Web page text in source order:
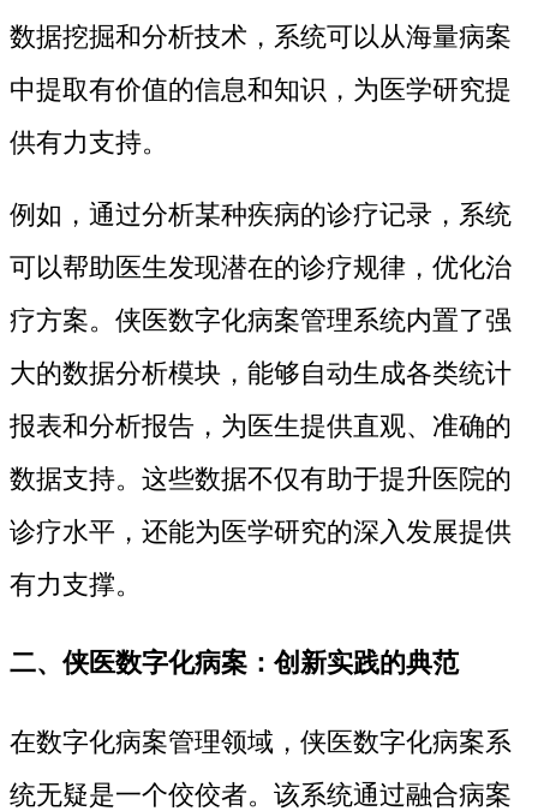
数据挖掘和分析技术，系统可以从海量病案
中提取有价值的信息和知识，为医学研究提
供有力支持。
例如，通过分析某种疾病的诊疗记录，系统
可以帮助医生发现潜在的诊疗规律，优化治
疗方案。侠医数字化病案管理系统内置了强
大的数据分析模块，能够自动生成各类统计
报表和分析报告，为医生提供直观、准确的
数据支持。这些数据不仅有助于提升医院的
诊疗水平，还能为医学研究的深入发展提供
有力支撑。
二、侠医数字化病案：创新实践的典范
在数字化病案管理领域，侠医数字化病案系
统无疑是一个佼佼者。该系统通过融合病案